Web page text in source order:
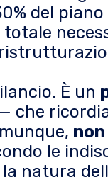
del
totale
È un
che
le
natura